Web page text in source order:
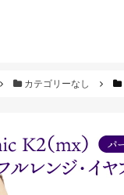
カテゴリーなし